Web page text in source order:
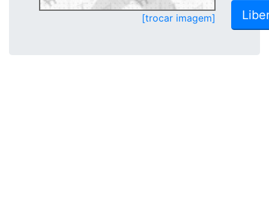
[trocar imagem]